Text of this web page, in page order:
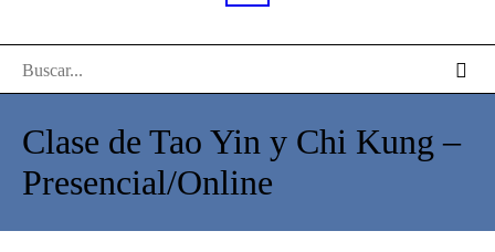
Clase de Tao Yin y Chi Kung –
Presencial/Online